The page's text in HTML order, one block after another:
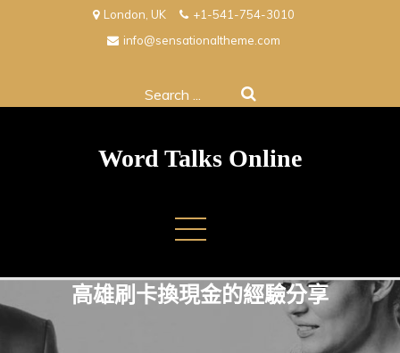
London, UK
+1-541-754-3010
info@sensationaltheme.com
Search
Word Talks Online
高雄刷卡換現金的經驗分享